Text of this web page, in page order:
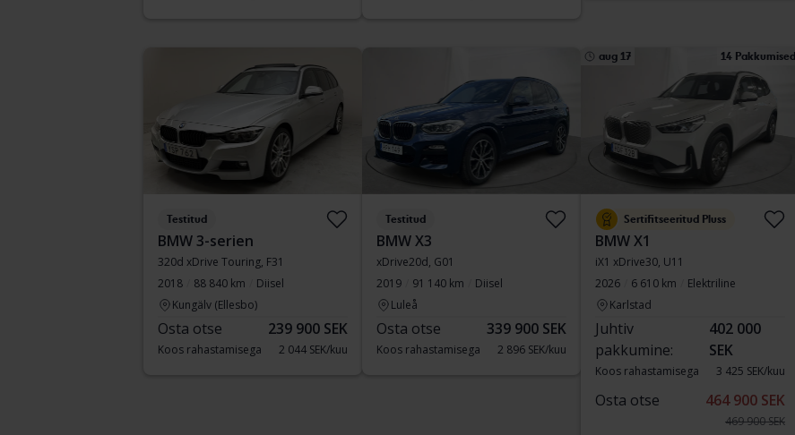
Testitud
BMW 3-serien
320d xDrive Touring, F31
2018
88 840 km
Diisel
Kungälv (Ellesbo)
Osta otse 239 900 SEK
Koos rahastamisega 2 044 SEK/kuu
Testitud
BMW X3
xDrive20d, G01
2019
91 140 km
Diisel
Luleå
Osta otse 339 900 SEK
Koos rahastamisega 2 896 SEK/kuu
aug 17 14 Pakkumised
Sertifitseeritud Pluss
BMW X1
iX1 xDrive30, U11
2026
6 610 km
Elektriline
Karlstad
Juhtiv
pakkumine:
402 000
SEK
Koos rahastamisega 3 425 SEK/kuu
Osta otse 464 900 SEK
469 900 SEK